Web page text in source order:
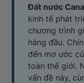
Đất nước
kinh tế phát
chương trình
hàng đầu.
đến mơ ước
toàn thế giới.
vấn đề này,